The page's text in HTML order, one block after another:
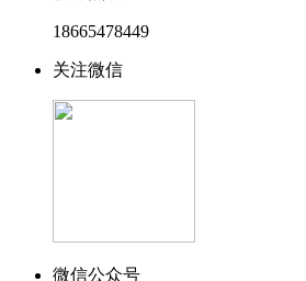
18665478449
关注微信
微信公众号